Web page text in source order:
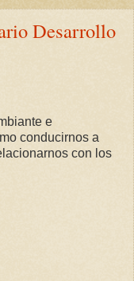
Desarrollo
e
conducirnos a
con los